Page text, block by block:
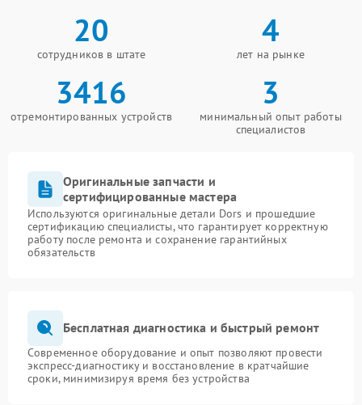
20
сотрудников в штате
4
лет на рынке
3416
отремонтированных устройств
3
минимальный опыт работы
специалистов
Оригинальные запчасти и
сертифицированные мастера
Используются оригинальные детали Dors и прошедшие
сертификацию специалисты, что гарантирует корректную
работу после ремонта и сохранение гарантийных
обязательств
Бесплатная диагностика и быстрый ремонт
Современное оборудование и опыт позволяют провести
экспресс-диагностику и восстановление в кратчайшие
сроки, минимизируя время без устройства